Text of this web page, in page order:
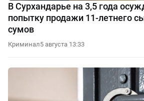
В Сурхандарье на 3,5 года
попытку продажи 11-летнего
сумов
Криминал5 августа 13:33